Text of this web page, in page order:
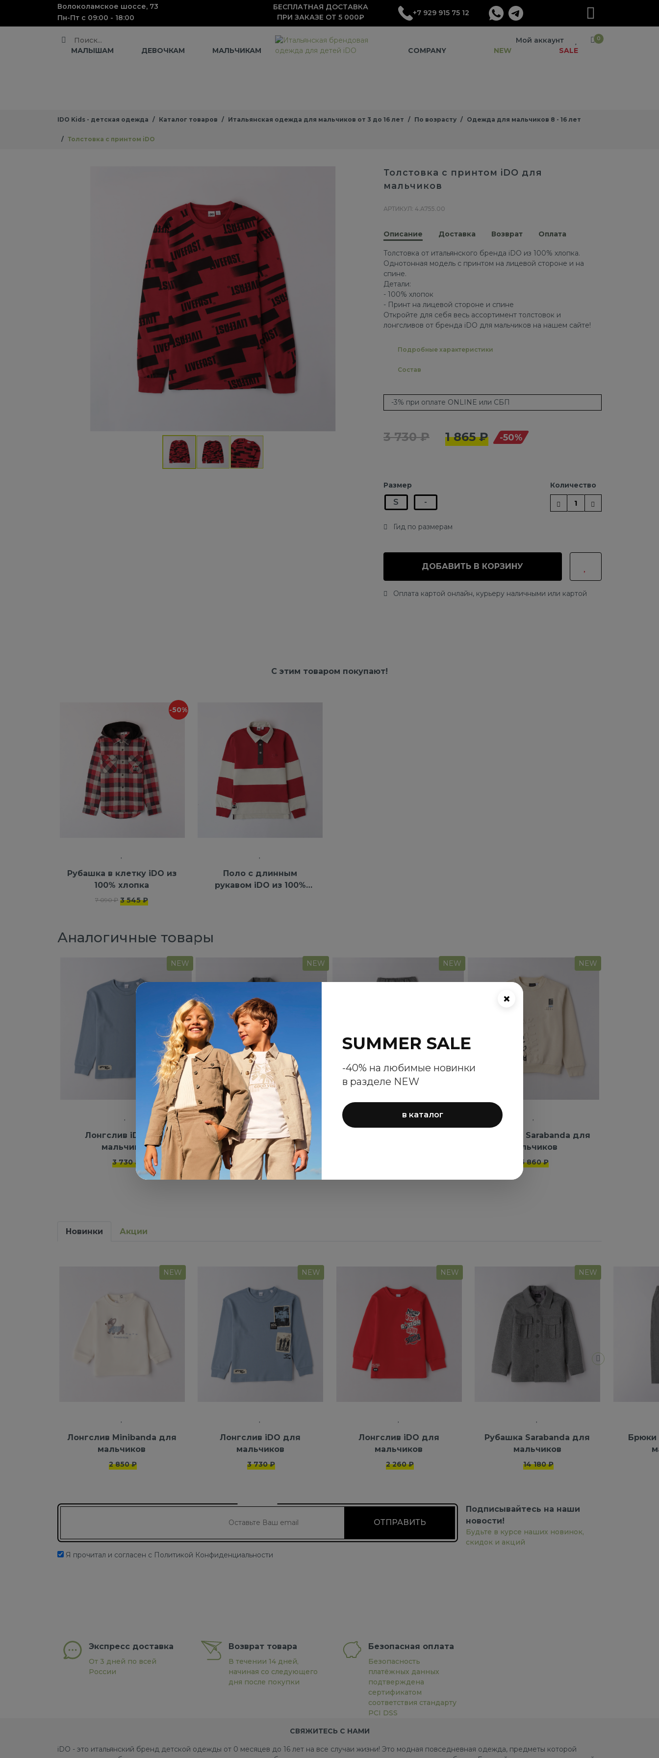
Волоколамское шоссе, 73
Пн-Пт с 09:00 - 18:00
БЕСПЛАТНАЯ ДОСТАВКА
ПРИ ЗАКАЗЕ ОТ 5 000₽
+7 929 915 75 12
Поиск Мой аккаунт 0
МАЛЫШАМ ДЕВОЧКАМ МАЛЬЧИКАМ COMPANY NEW SALE
IDO Kids - детская одежда Каталог товаров Итальянская одежда для мальчиков от 3 до 16 лет По возрасту Одежда для мальчиков 8 - 16 лет
Толстовка с принтом iDO
Толстовка с принтом iDO для
мальчиков
АРТИКУЛ: 4.A755.00
Описание Доставка Возврат Оплата
Толстовка от итальянского бренда iDO из 100% хлопка.
Однотонная модель с принтом на лицевой стороне и на
спине.
Детали:
- 100% хлопок
- Принт на лицевой стороне и спине
Откройте для себя весь ассортимент толстовок и
лонгсливов от бренда iDO для мальчиков на нашем сайте!
Подробные характеристики
Состав
-3% при оплате ONLINE или СБП
3 730 ₽ 1 865 ₽ -50%
Размер
S -
Гид по размерам
Количество
ДОБАВИТЬ В КОРЗИНУ
Оплата картой онлайн, курьеру наличными или картой
С этим товаром покупают!
-50%
Рубашка в клетку iDO из
100% хлопка
7 090 ₽ 3 545 ₽
Поло с длинным
рукавом iDO из 100%
Аналогичные товары
NEW
Лонгслив iDO для
мальчиков
3 730 ₽
NEW
Рубашка Sarabanda для
мальчиков
14 180 ₽
NEW NEW
Толстовка Sarabanda для
мальчиков
5 860 ₽
Новинки Акции
NEW
Лонгслив Minibanda для
мальчиков
2 850 ₽
NEW
Лонгслив iDO для
мальчиков
3 730 ₽
NEW
Лонгслив iDO для
мальчиков
2 260 ₽
NEW
Рубашка Sarabanda для
мальчиков
14 180 ₽
Брюки
Подписывайтесь на наши
новости!
Будьте в курсе наших новинок,
скидок и акций
Я прочитал и согласен с Политикой Конфиденциальности
Экспресс доставка
От 3 дней по всей
России
Возврат товара
В течении 14 дней,
начиная со следующего
дня после покупки
Безопасная оплата
Безопасность
платёжных данных
подтверждена
сертификатом
соответствия стандарту
PCI DSS
СВЯЖИТЕСЬ С НАМИ
iDO - это итальянский бренд детской одежды от 0 месяцев до 16 лет на все случаи жизни! Это модная повседневная одежда, предметы которой
×
SUMMER SALE
-40% на любимые новинки
в разделе NEW
в каталог